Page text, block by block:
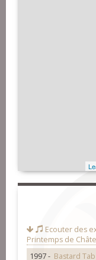
Ecouter des
Printemps de
1997 - Bastard